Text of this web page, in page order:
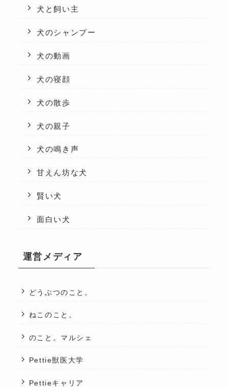
犬と飼い主
犬のシャンプー
犬の動画
犬の寝顔
犬の散歩
犬の親子
犬の鳴き声
甘えん坊な犬
賢い犬
面白い犬
運営メディア
どうぶつのこと。
ねこのこと。
のこと。マルシェ
Pettie獣医大学
Pettieキャリア